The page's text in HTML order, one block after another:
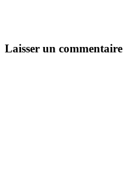
Laisser un commentaire